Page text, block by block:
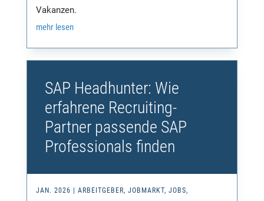
Vakanzen.
mehr lesen
SAP Headhunter: Wie
erfahrene Recruiting-
Partner passende SAP
Professionals finden
JAN. 2026 | ARBEITGEBER, JOBMARKT, JOBS,